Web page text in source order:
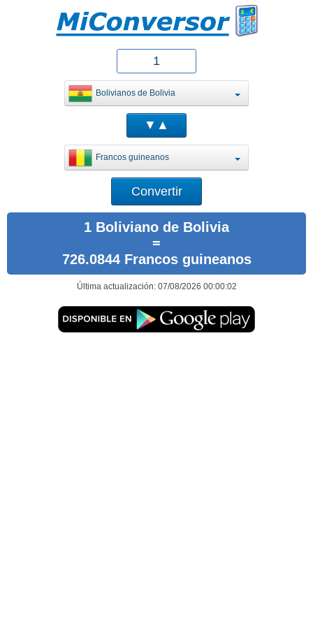
Bolivianos de Bolivia
Francos guineanos
1 Boliviano de Bolivia
=
726.0844 Francos guineanos
Última actualización: 07/08/2026 00:00:02